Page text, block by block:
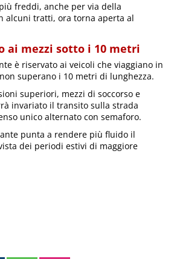
freddi, anche per via della
alcuni tratti, ora torna aperta al
ai mezzi sotto i 10 metri
è riservato ai veicoli che viaggiano in
superano i 10 metri di lunghezza.
superiori, mezzi di soccorso e
invariato il transito sulla strada
unico alternato con semaforo.
punta a rendere più fluido il
dei periodi estivi di maggiore